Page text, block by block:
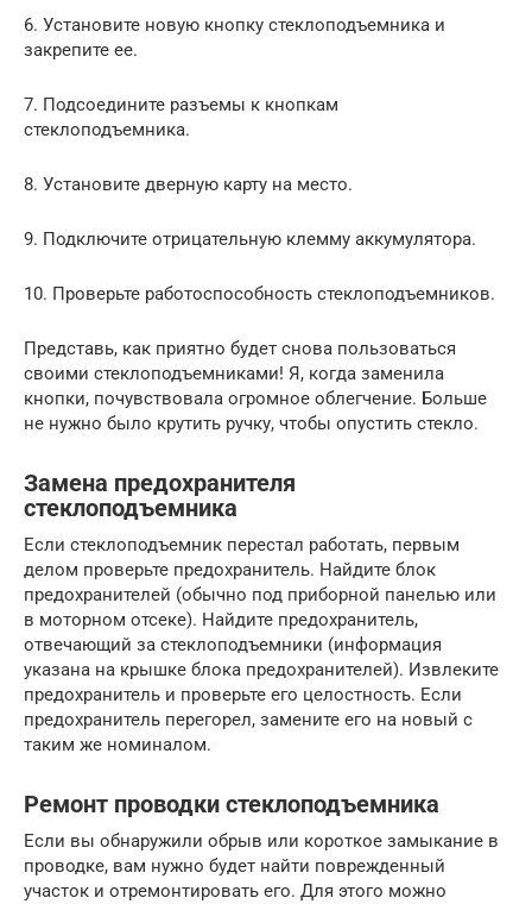
6. Установите новую кнопку стеклоподъемника и
закрепите ее.
7. Подсоедините разъемы к кнопкам
стеклоподъемника.
8. Установите дверную карту на место.
9. Подключите отрицательную клемму аккумулятора.
10. Проверьте работоспособность стеклоподъемников.
Представь, как приятно будет снова пользоваться
своими стеклоподъемниками! Я, когда заменила
кнопки, почувствовала огромное облегчение. Больше
не нужно было крутить ручку, чтобы опустить стекло.
Замена предохранителя
стеклоподъемника
Если стеклоподъемник перестал работать, первым
делом проверьте предохранитель. Найдите блок
предохранителей (обычно под приборной панелью или
в моторном отсеке). Найдите предохранитель,
отвечающий за стеклоподъемники (информация
указана на крышке блока предохранителей). Извлеките
предохранитель и проверьте его целостность. Если
предохранитель перегорел, замените его на новый с
таким же номиналом.
Ремонт проводки стеклоподъемника
Если вы обнаружили обрыв или короткое замыкание в
проводке, вам нужно будет найти поврежденный
участок и отремонтировать его. Для этого можно